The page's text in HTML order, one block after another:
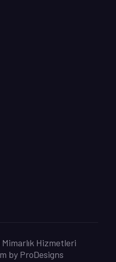
Hizmetleri
by ProDesigns